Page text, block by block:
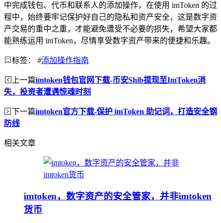
中完成钱包、代币和联系人的添加操作，在使用 imToken 的过
程中，始终要牢记保护好自己的隐私和资产安全，这是数字资
产交易的重中之重，才能避免遭受不必要的损失，希望大家都
能熟练运用 imToken，尽情享受数字资产带来的便捷和乐趣。
标签： #添加操作指南
上一篇imtoken钱包官网下载-币安Shib提现至ImToken消
失，投资者遭遇惊魂时刻
下一篇imtoken官方下载-保护 imToken 助记词，打造安全钢
防线
相关文章
imtoken，数字资产的安全管家，并非imtoken
货币